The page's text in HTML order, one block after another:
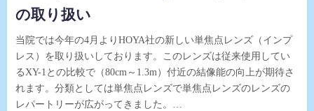
の取り扱い
当院では今年の4月よりHOYA社の新しい単焦点レンズ（インプ
レス）を取り扱いしております。このレンズは従来使用してい
るXY-1との比較で（80cm～1.3m）付近の結像能の向上が期待さ
れます。分類としては単焦点レンズで単焦点レンズのレンズの
レパートリーが広がってきました。…